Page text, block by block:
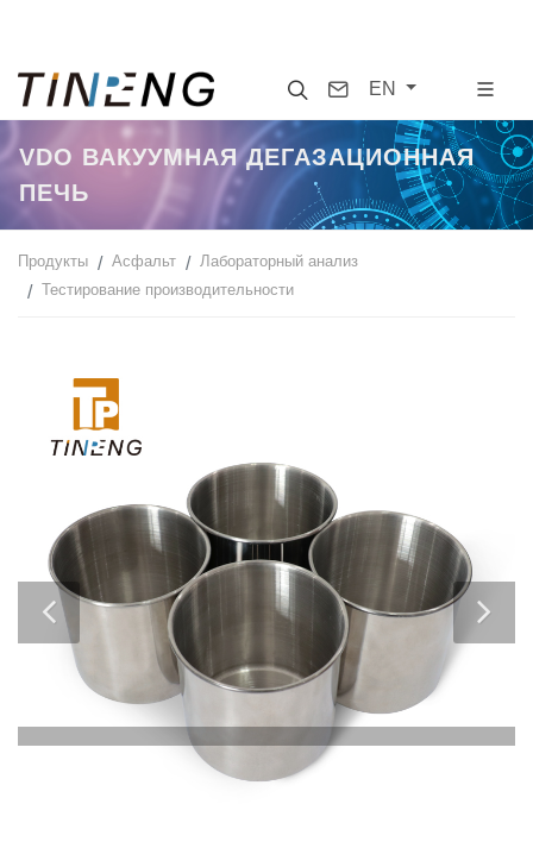
SearchContact
EN
VDO ВАКУУМНАЯ ДЕГАЗАЦИОННАЯ
ПЕЧЬ
Продукты Асфальт
Лабораторный анализ
Тестирование производительности